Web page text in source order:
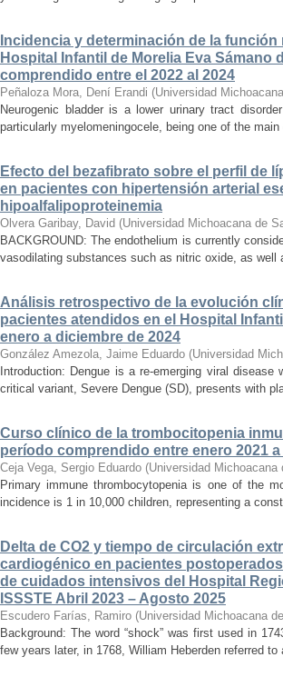
Incidencia y determinación de la
Hospital Infantil de Morelia Eva Sámano
comprendido entre el 2022 al 2024
Peñaloza Mora, Dení Erandi (Universidad
Neurogenic bladder is a lower urinary tract
particularly myelomeningocele, being one of the
Efecto del bezafibrato sobre el perfil de
en pacientes con hipertensión arterial
hipoalfalipoproteinemia
Olvera Garibay, David (Universidad Michoacana de
BACKGROUND: The endothelium is currently
vasodilating substances such as nitric oxide, as
Análisis retrospectivo de la evolución
pacientes atendidos en el Hospital
enero a diciembre de 2024
González Amezola, Jaime Eduardo (Universidad
Introduction: Dengue is a re-emerging viral
critical variant, Severe Dengue (SD), presents with
Curso clínico de la trombocitopenia
período comprendido entre enero 2021
Ceja Vega, Sergio Eduardo (Universidad
Primary immune thrombocytopenia is one of the
incidence is 1 in 10,000 children, representing a
Delta de CO2 y tiempo de circulación
cardiogénico en pacientes
de cuidados intensivos del Hospital
ISSSTE Abril 2023 – Agosto 2025
Escudero Farías, Ramiro (Universidad Michoacana
Background: The word “shock” was first used in
few years later, in 1768, William Heberden referred